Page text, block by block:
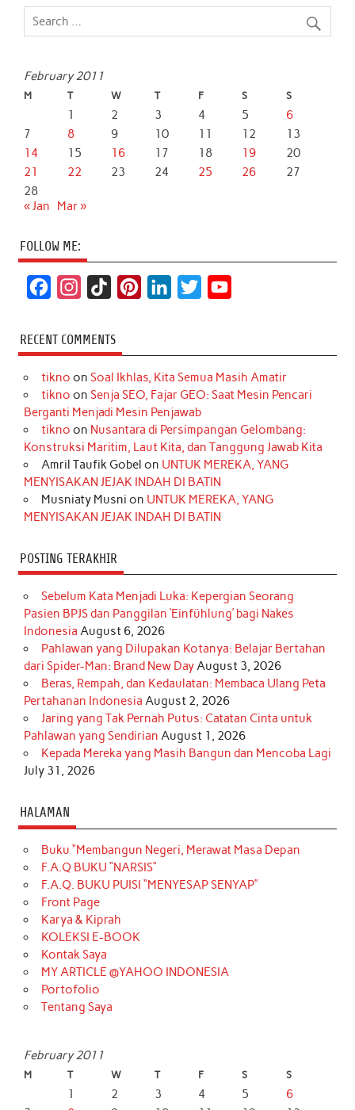
February 2011
M T W T F S S
1 2 3 4 5
6
7
8 9 10 11 12
13
14
15 16 17 18 19
20
21
22 23 24 25 26
27
28
« Jan
Mar »
FOLLOW ME:
c
e
b
o
k
s
t
a
r
a
m
k
T
o
k
t
e
r
e
s
t
k
e
d
I
n
t
t
r
T
u
e
RECENT COMMENTS
tikno on Soal Ikhlas, Kita Semua Masih Amatir
tikno on Senja SEO, Fajar GEO: Saat Mesin Pencari
Berganti Menjadi Mesin Penjawab
tikno on Nusantara di Persimpangan Gelombang:
Konstruksi Maritim, Laut Kita, dan Tanggung Jawab Kita
Amril Taufik Gobel on UNTUK MEREKA, YANG
MENYISAKAN JEJAK INDAH DI BATIN
Musniaty Musni on UNTUK MEREKA, YANG
MENYISAKAN JEJAK INDAH DI BATIN
POSTING TERAKHIR
Sebelum Kata Menjadi Luka: Kepergian Seorang
Pasien BPJS dan Panggilan ‘Einfühlung’ bagi Nakes
Indonesia August 6, 2026
Pahlawan yang Dilupakan Kotanya: Belajar Bertahan
dari Spider-Man: Brand New DayAugust 3, 2026
Beras, Rempah, dan Kedaulatan: Membaca Ulang Peta
Pertahanan Indonesia August 2, 2026
Jaring yang Tak Pernah Putus: Catatan Cinta untuk
Pahlawan yang Sendirian August 1, 2026
Kepada Mereka yang Masih Bangun dan Mencoba Lagi
July 31, 2026
HALAMAN
Buku “Membangun Negeri, Merawat Masa Depan
F.A.Q BUKU “NARSIS”
F.A.Q. BUKU PUISI “MENYESAP SENYAP”
Front Page
Karya & Kiprah
KOLEKSI E-BOOK
Kontak Saya
MY ARTICLE @YAHOO INDONESIA
Portofolio
Tentang Saya
February 2011
M T W T F S S
1 2 3 4 5
6